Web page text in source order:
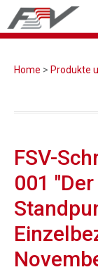
Home > Produkte
FSV-
001